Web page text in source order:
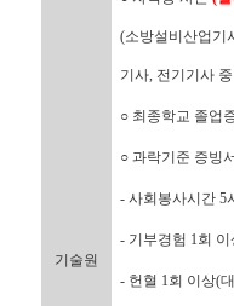
기술원
(소방설비산업기
기사, 전기기사
○ 최종학교 졸업
○ 과락기준 증빙
- 사회봉사시간 5
- 기부경험 1회
- 헌혈 1회 이상(